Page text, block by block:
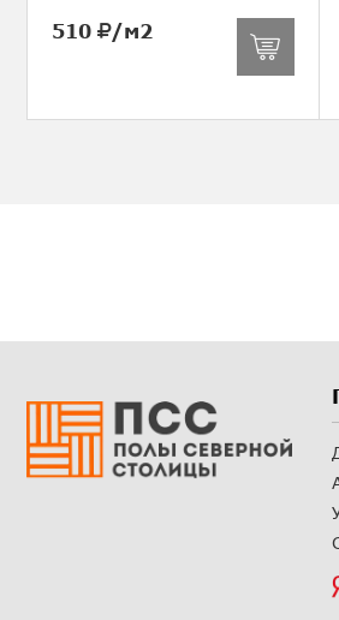
510 /м2